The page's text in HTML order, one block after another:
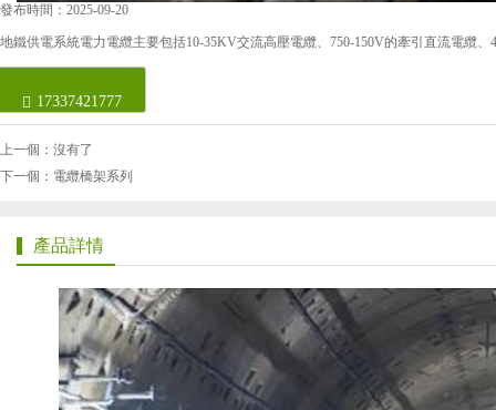
發布時間：2025-09-20
地鐵供電系統電力電纜主要包括10-35KV交流高壓電纜、750-150V的牽引直流電纜
17337421777
上一個：沒有了
下一個：電纜橋架系列
產品詳情